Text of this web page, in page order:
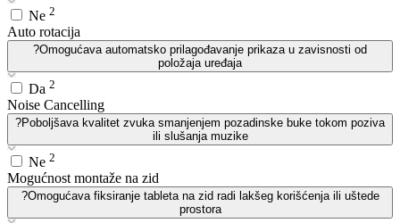
Ne 2
Auto rotacija
?Omogućava automatsko prilagođavanje prikaza u zavisnosti od
položaja uređaja
Da 2
Noise Cancelling
?Poboljšava kvalitet zvuka smanjenjem pozadinske buke tokom poziva
ili slušanja muzike
Ne 2
Mogućnost montaže na zid
?Omogućava fiksiranje tableta na zid radi lakšeg korišćenja ili uštede
prostora